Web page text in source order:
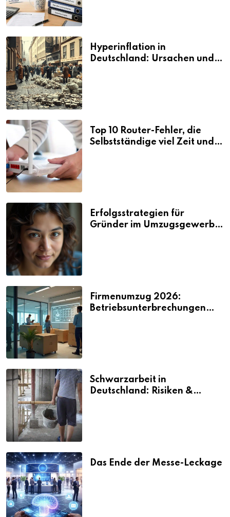
Hyperinflation in
Deutschland: Ursachen und
Top 10 Router-Fehler, die
Selbstständige viel Zeit und
Erfolgsstrategien für
Gründer im Umzugsgewerbe
Firmenumzug 2026:
Betriebsunterbrechungen
Schwarzarbeit in
Deutschland: Risiken &
Das Ende der Messe-Leckage